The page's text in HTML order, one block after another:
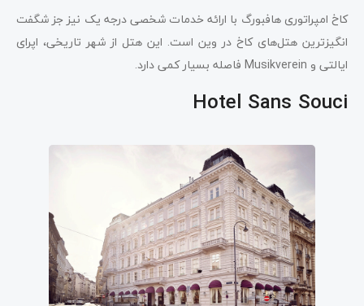
کاخ امپراتوری هافبورگ با ارائه خدمات شخصی درجه یک نیز جز شگفت
‌انگیزترین هتل‌های کاخ در وین است. این هتل از شهر تاریخی، اپرای
ایالتی و Musikverein فاصله بسیار کمی دارد.
Hotel Sans Souci